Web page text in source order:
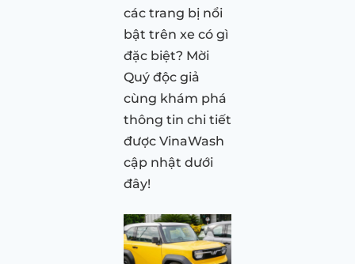
các trang bị nổi
bật trên xe có gì
đặc biệt? Mời
Quý độc giả
cùng khám phá
thông tin chi tiết
được VinaWash
cập nhật dưới
đây!